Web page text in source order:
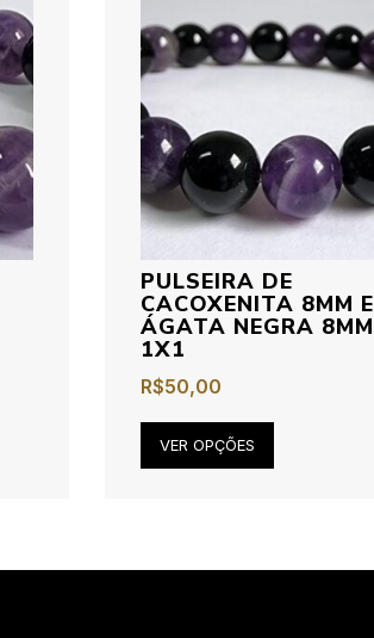
PULSEIRA DE
CACOXENITA 8MM E
ÁGATA NEGRA 8MM
1X1
R$50,00
VER OPÇÕES